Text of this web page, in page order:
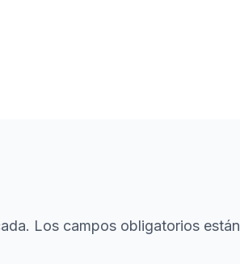
Los campos obligatorios están